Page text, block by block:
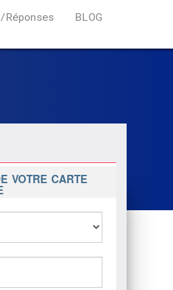
Réponses BLOG
VOTRE CARTE